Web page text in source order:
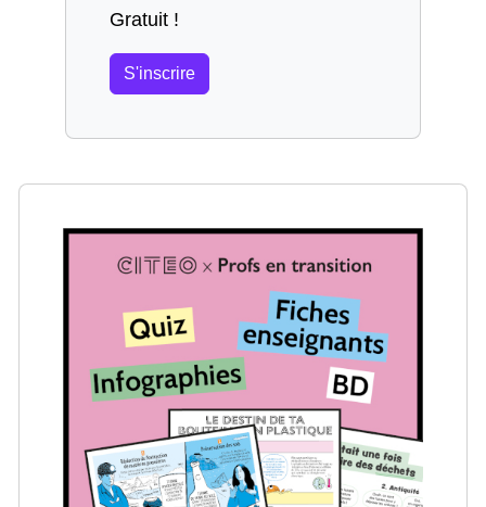
Gratuit !
S'inscrire